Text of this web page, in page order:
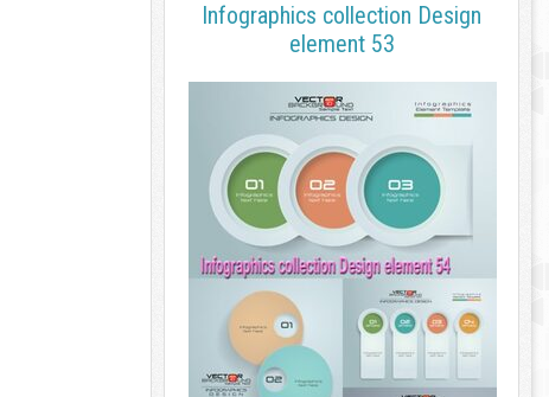
Infographics collection Design
element 53